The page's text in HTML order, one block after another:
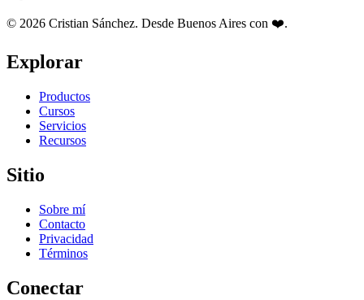
© 2026 Cristian Sánchez. Desde Buenos Aires con ❤️.
Explorar
Productos
Cursos
Servicios
Recursos
Sitio
Sobre mí
Contacto
Privacidad
Términos
Conectar